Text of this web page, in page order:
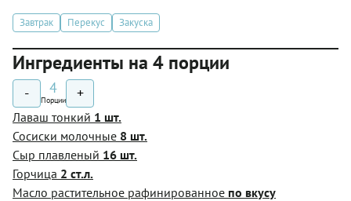
Завтрак Перекус Закуска
Ингредиенты на 4 порции
- 4
Порции +
Лаваш тонкий 1 шт.
Сосиски молочные 8 шт.
Сыр плавленый 16 шт.
Горчица 2 ст.л.
Масло растительное рафинированное по вкусу